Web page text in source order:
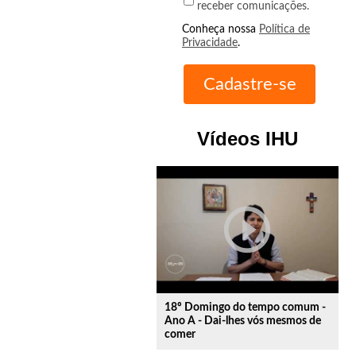
receber comunicações.
Conheça nossa Política de
Privacidade.
Vídeos IHU
play_circle_outline
18º Domingo do tempo comum -
Ano A - Dai-lhes vós mesmos de
comer